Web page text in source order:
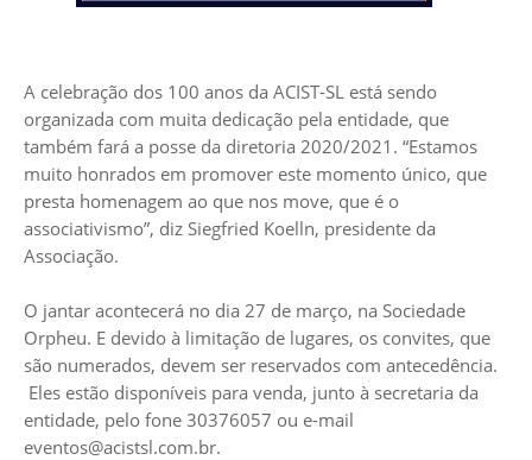
A celebração dos 100 anos da ACIST-SL está sendo
organizada com muita dedicação pela entidade, que
também fará a posse da diretoria 2020/2021. “Estamos
muito honrados em promover este momento único, que
presta homenagem ao que nos move, que é o
associativismo”, diz Siegfried Koelln, presidente da
Associação.
O jantar acontecerá no dia 27 de março, na Sociedade
Orpheu. E devido à limitação de lugares, os convites, que
são numerados, devem ser reservados com antecedência.
Eles estão disponíveis para venda, junto à secretaria da
entidade, pelo fone 30376057 ou e-mail
eventos@acistsl.com.br.